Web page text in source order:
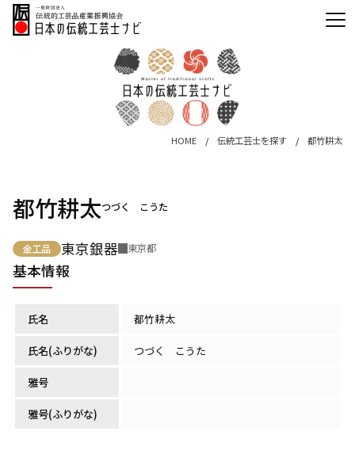
HOME 伝統工芸士を探す 都竹耕太
都竹耕太つづく こうた
金工品 東京銀器 東京都
基本情報
氏名 都竹耕太
氏名(ふりがな) つづく こうた
雅号
雅号(ふりがな)